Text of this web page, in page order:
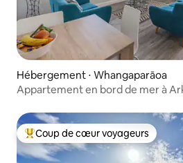
Hébergement ⋅ Whangaparāoa
Appartement en bord de mer à
Coups de cœur voyageurs les plus
Coup de cœur voyageurs